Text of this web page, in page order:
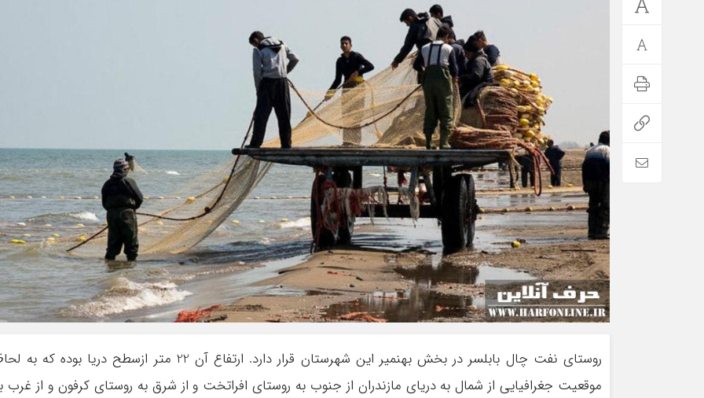
روستای نفت ‌چال بابلسر در بخش بهنمیر این شهرستان قرار دارد. ارتفاع آن 22 متر ازسطح دریا بوده که
موقعیت جغرافیایی از شمال به دریای مازندران از جنوب به روستای افراتخت و از شرق به روستای کرفون و از غرب